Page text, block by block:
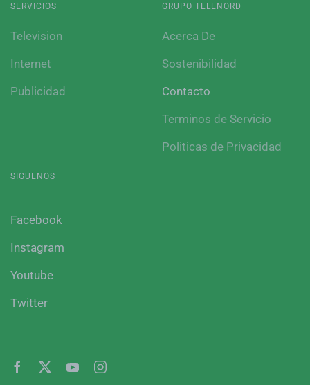
SERVICIOS
Television
Internet
Publicidad
GRUPO TELENORD
Acerca De
Sostenibilidad
Contacto
Terminos de Servicio
Politicas de Privacidad
SIGUENOS
Facebook
Instagram
Youtube
Twitter